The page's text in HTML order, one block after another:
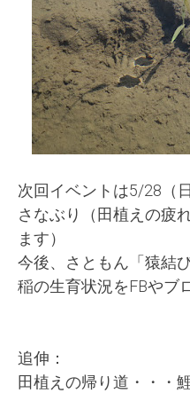
次回イベントは5/28（日
さなぶり（田植えの疲
ます）
今後、さともん「猿結
稲の生育状況をFBやブ
追伸：
田植えの帰り道・・・